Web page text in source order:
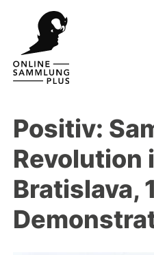
Positiv:
Revolution
Bratislava,